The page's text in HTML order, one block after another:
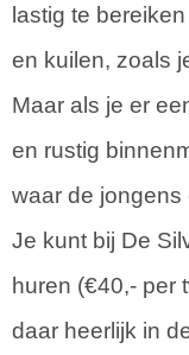
lastig te
en kuilen, zoals
Maar als je er
en rustig
waar de jongens
Je kunt bij De
huren (€40,- per
daar heerlijk in